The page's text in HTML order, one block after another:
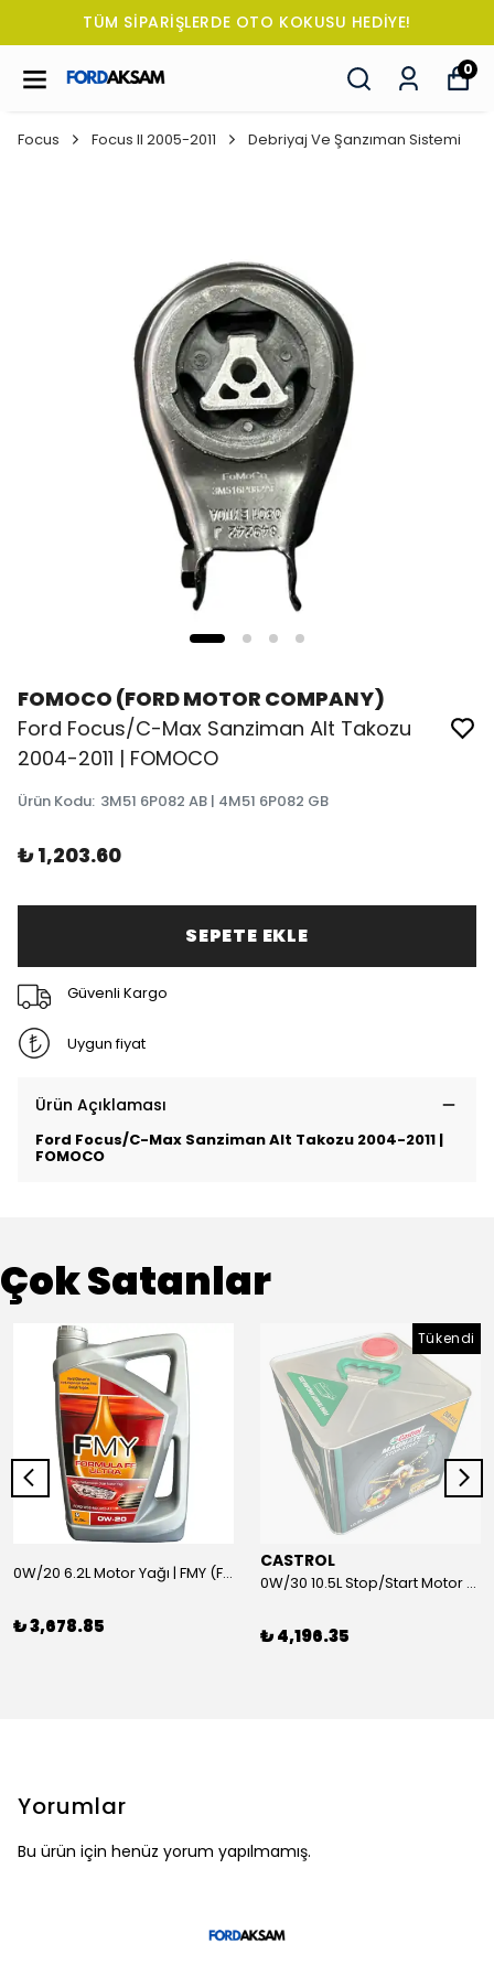
TÜM SİPARİŞLERDE OTO KOKUSU HEDİYE!
0
Focus Focus II 2005-2011 Debriyaj Ve Şanzıman Sistemi
FOMOCO (FORD MOTOR COMPANY)
Ford Focus/C-Max Sanziman Alt Takozu
2004-2011 | FOMOCO
Ürün Kodu: 3M51 6P082 AB | 4M51 6P082 GB
₺ 1,203.60
SEPETE EKLE
Güvenli Kargo
Uygun fiyat
Ürün Açıklaması
Ford Focus/C-Max Sanziman Alt Takozu 2004-2011 |
FOMOCO
Çok Satanlar
0W/20 6.2L Motor Yağı | FMY (Ford Motor Yağları)
₺ 3,678.85
Tükendi
CASTROL
0W/30 10.5L Stop/Start Motor Yağı | CASTROL
₺ 4,196.35
Yorumlar
Bu ürün için henüz yorum yapılmamış.